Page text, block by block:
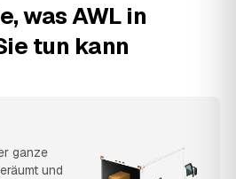
was AWL in
tun kann
ganze
und